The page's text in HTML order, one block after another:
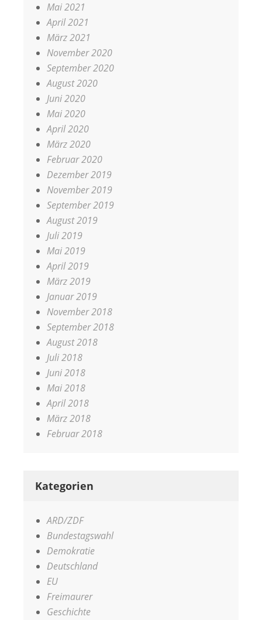
Mai 2021
April 2021
März 2021
November 2020
September 2020
August 2020
Juni 2020
Mai 2020
April 2020
März 2020
Februar 2020
Dezember 2019
November 2019
September 2019
August 2019
Juli 2019
Mai 2019
April 2019
März 2019
Januar 2019
November 2018
September 2018
August 2018
Juli 2018
Juni 2018
Mai 2018
April 2018
März 2018
Februar 2018
Kategorien
ARD/ZDF
Bundestagswahl
Demokratie
Deutschland
EU
Freimaurer
Geschichte